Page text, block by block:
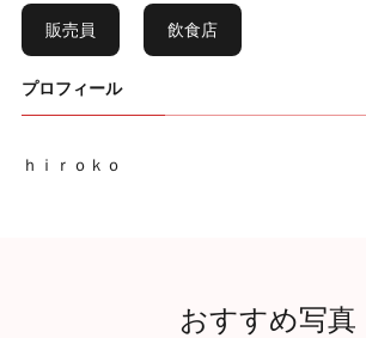
販売員 飲食店
プロフィール
ｈｉｒｏｋｏ
おすすめ写真